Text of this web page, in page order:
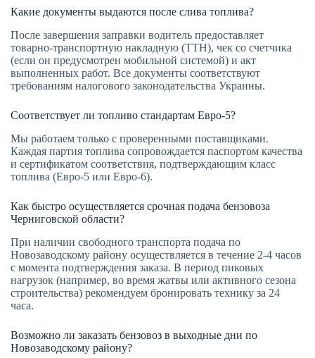
Какие документы выдаются после слива топлива?
После завершения заправки водитель предоставляет
товарно-транспортную накладную (ТТН), чек со счетчика
(если он предусмотрен мобильной системой) и акт
выполненных работ. Все документы соответствуют
требованиям налогового законодательства Украины.
Соответствует ли топливо стандартам Евро-5?
Мы работаем только с проверенными поставщиками.
Каждая партия топлива сопровождается паспортом качества
и сертификатом соответствия, подтверждающим класс
топлива (Евро-5 или Евро-6).
Как быстро осуществляется срочная подача бензовоза
Черниговской области?
При наличии свободного транспорта подача по
Новозаводскому району осуществляется в течение 2-4 часов
с момента подтверждения заказа. В период пиковых
нагрузок (например, во время жатвы или активного сезона
строительства) рекомендуем бронировать технику за 24
часа.
Возможно ли заказать бензовоз в выходные дни по
Новозаводскому району?